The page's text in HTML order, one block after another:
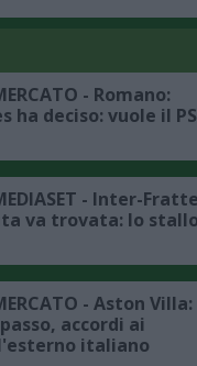
- Romano:
ha deciso: vuole il
- Inter-
va trovata: lo
- Aston Villa:
accordi ai
italiano